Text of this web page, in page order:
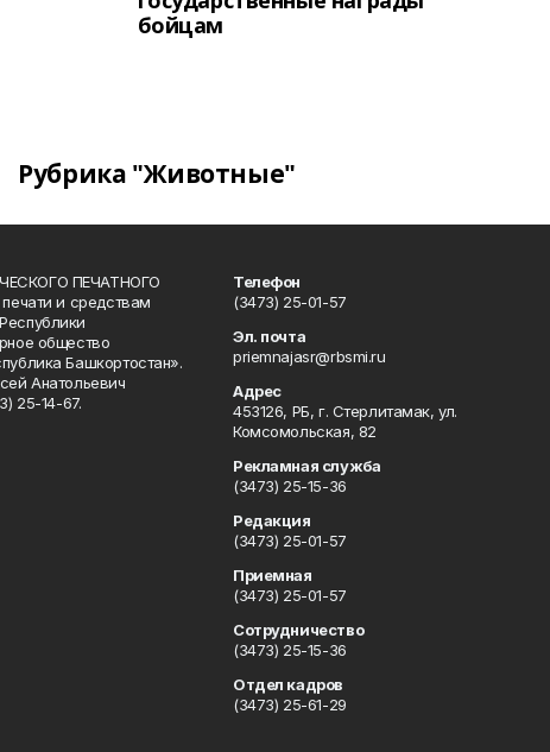
бойцам
Рубрика "Животные"
ПЕЧАТНОГО
и средствам
общество
Башкортостан».
Анатольевич
25-14-67.
Телефон
(3473) 25-01-57
Эл. почта
priemnajasr@rbsmi.ru
Адрес
453126, РБ, г. Стерлитамак, ул.
Комсомольская, 82
Рекламная служба
(3473) 25-15-36
Редакция
(3473) 25-01-57
Приемная
(3473) 25-01-57
Сотрудничество
(3473) 25-15-36
Отдел кадров
(3473) 25-61-29